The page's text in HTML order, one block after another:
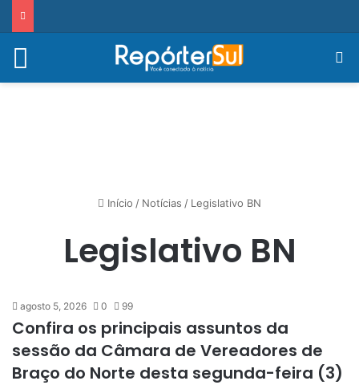
Início / Notícias / Legislativo BN
Legislativo BN
agosto 5, 2026 0 99
Confira os principais assuntos da
sessão da Câmara de Vereadores de
Braço do Norte desta segunda-feira (3)